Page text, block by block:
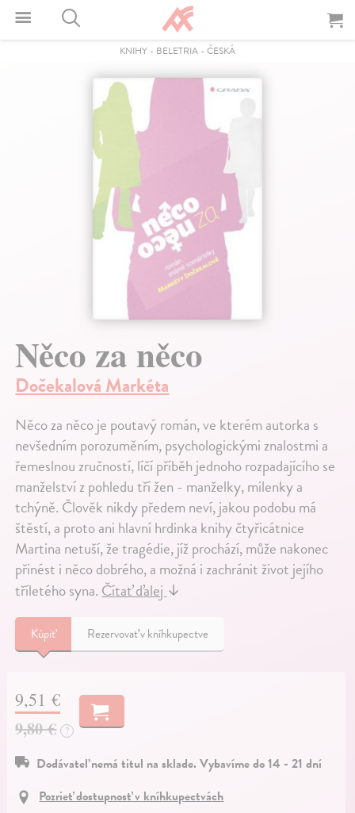
KNIHY - BELETRIA - ČESKÁ
Něco za něco
Dočekalová Markéta
Něco za něco je poutavý román, ve kterém autorka s
nevšedním porozuměním, psychologickými znalostmi a
řemeslnou zručností, líčí příběh jednoho rozpadajícího se
manželství z pohledu tří žen - manželky, milenky a
tchýně. Člověk nikdy předem neví, jakou podobu má
štěstí, a proto ani hlavní hrdinka knihy čtyřicátnice
Martina netuší, že tragédie, jíž prochází, může nakonec
přinést i něco dobrého, a možná i zachránit život jejího
tříletého syna.Čítať ďalej↓
Kúpiť Rezervovať v kníhkupectve
9,51 €
9,80 € ?
Dodávateľ nemá titul na sklade. Vybavíme do 14 - 21 dní
Pozrieť dostupnosť v kníhkupectvách